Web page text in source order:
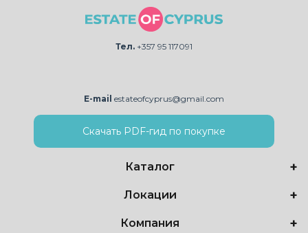
Тел. +357 95 117091
E-mail estateofcyprus@gmail.com
Скачать PDF-гид по покупке
Каталог
Локации
Компания